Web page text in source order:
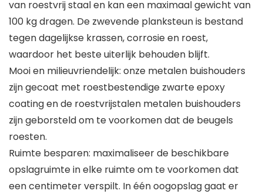
van roestvrij staal en kan een maximaal gewicht van
100 kg dragen. De zwevende planksteun is bestand
tegen dagelijkse krassen, corrosie en roest,
waardoor het beste uiterlijk behouden blijft.
Mooi en milieuvriendelijk: onze metalen buishouders
zijn gecoat met roestbestendige zwarte epoxy
coating en de roestvrijstalen metalen buishouders
zijn geborsteld om te voorkomen dat de beugels
roesten.
Ruimte besparen: maximaliseer de beschikbare
opslagruimte in elke ruimte om te voorkomen dat
een centimeter verspilt. In één oogopslag gaat er